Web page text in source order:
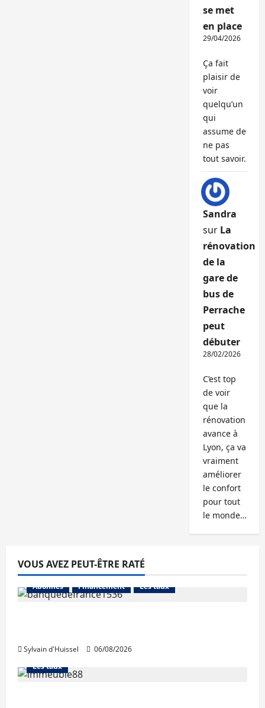
se met
en place
29/04/2026
Ça fait
plaisir de
voir
quelqu’un
qui
assume de
ne pas
tout savoir.
Sandra
sur La
rénovation
de la
gare de
bus de
Perrache
peut
débuter
28/02/2026
C’est top
de voir
que la
rénovation
avance à
Lyon, ça va
vraiment
améliorer
le confort
pour tout
le monde…
VOUS AVEZ PEUT-ÊTRE RATÉ
Abonnés Financement Les taux
Sylvain d'Huissel 06/08/2026
Abonnés Financement
Les taux